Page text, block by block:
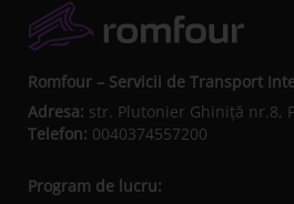
Romfour – Servicii de Transport
Adresa: str. Plutonier Ghiniţă nr.8,
Telefon: 0040374557200
Program de lucru: